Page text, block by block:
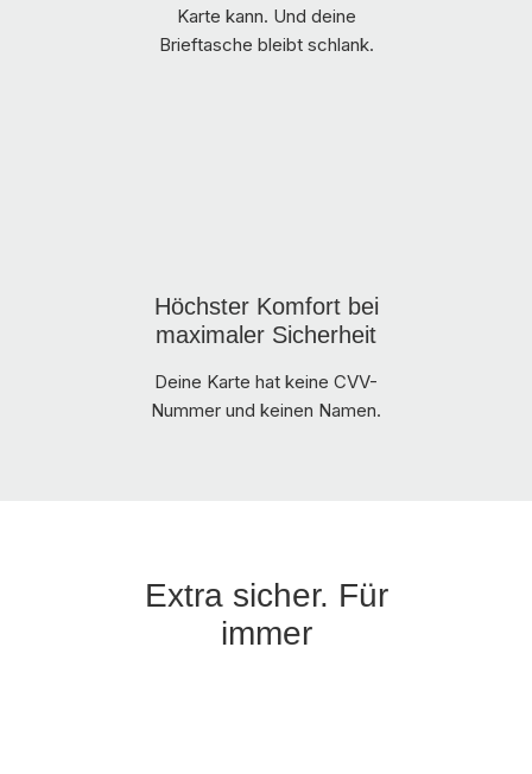
Karte kann. Und deine
Brieftasche bleibt schlank.
Höchster Komfort bei
maximaler Sicherheit
Deine Karte hat keine CVV-
Nummer und keinen Namen.
Extra sicher. Für
immer